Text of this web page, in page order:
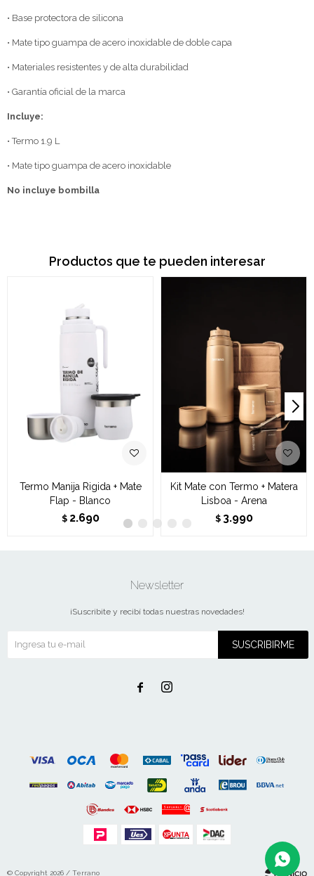
• Base protectora de silicona
• Mate tipo guampa de acero inoxidable de doble capa
• Materiales resistentes y de alta durabilidad
• Garantía oficial de la marca
Incluye:
• Termo 1.9 L
• Mate tipo guampa de acero inoxidable
No incluye bombilla
Productos que te pueden interesar
Termo Manija Rigida + Mate
Flap - Blanco
$ 2.690
Kit Mate con Termo + Matera
Lisboa - Arena
$ 3.990
Newsletter
¡Suscribite y recibí todas nuestras novedades!
SUSCRIBIRME
 
© Copyright 2026 / Terrano